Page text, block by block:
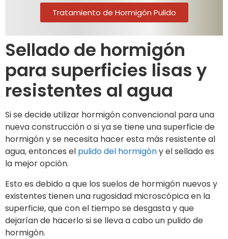
Tratamiento de Hormigón Pulido
Sellado de hormigón
para superficies lisas y
resistentes al agua
Si se decide utilizar hormigón convencional para una
nueva construcción o si ya se tiene una superficie de
hormigón y se necesita hacer esta más resistente al
agua, entonces el pulido del hormigóny el sellado es
la mejor opción.
Esto es debido a que los suelos de hormigón nuevos y
existentes tienen una rugosidad microscópica en la
superficie, que con el tiempo se desgasta y que
dejarían de hacerlo si se lleva a cabo un pulido de
hormigón.